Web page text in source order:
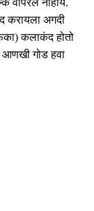
वापरलं नाहीये.
करायला अगदी
)कलाकंद होतो
आणखी गोड हवा